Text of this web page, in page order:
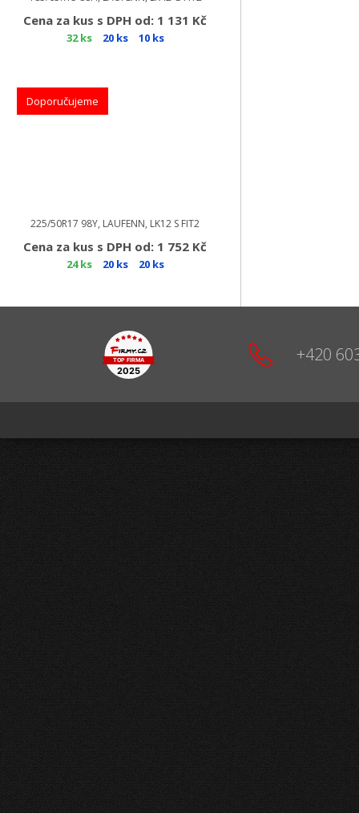
Cena za kus s DPH od: 1 131 Kč
32 ks 20 ks 10 ks
Doporučujeme
225/50R17 98Y, LAUFENN, LK12 S FIT2
Cena za kus s DPH od: 1 752 Kč
24 ks 20 ks 20 ks
+420